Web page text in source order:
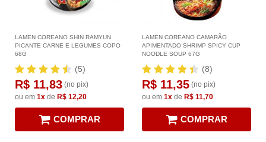
LAMEN COREANO SHIN RAMYUN
PICANTE CARNE E LEGUMES COPO
68G
(5)
R$ 11,83 (no pix)
ou em 1x de R$ 12,20
COMPRAR
LAMEN COREANO CAMARÃO
APIMENTADO SHRIMP SPICY CUP
NOODLE SOUP 67G
(8)
R$ 11,35 (no pix)
ou em 1x de R$ 11,70
COMPRAR